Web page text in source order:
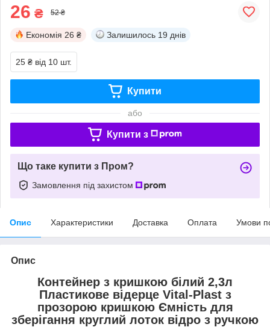
26 ₴ 52 ₴
Економія 26 ₴ Залишилось 19 днів
25 ₴ від 10 шт.
Купити
або
Купити з
Що таке купити з Пром?
Замовлення під захистом
Опис Характеристики Доставка Оплата Умови
Опис
Контейнер з кришкою білий 2,3л
Пластикове відерце Vital-Plast з
прозорою кришкою Ємність для
зберігання круглий лоток відро з ручкою